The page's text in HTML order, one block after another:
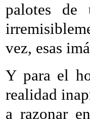
palotes de
vez, esas
Y para el
realidad
a razonar